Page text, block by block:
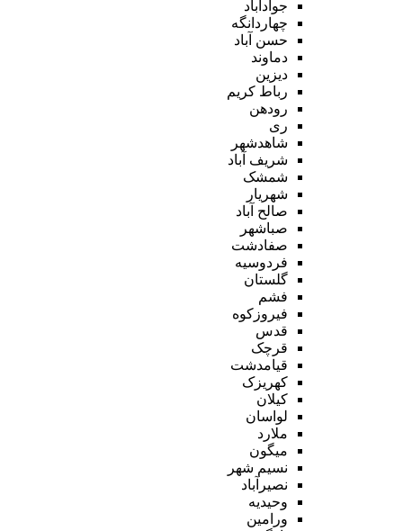
جوادآباد
چهاردانگه
حسن آباد
دماوند
دیزین
رباط کریم
رودهن
ری
شاهدشهر
شریف آباد
شمشک
شهریار
صالح آباد
صباشهر
صفادشت
فردوسیه
گلستان
فشم
فیروزکوه
قدس
قرچک
قیامدشت
کهریزک
کیلان
لواسان
ملارد
میگون
نسیم شهر
نصیرآباد
وحیدیه
ورامین